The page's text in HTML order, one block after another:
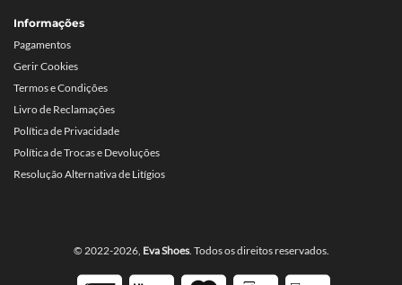
Informações
Pagamentos
Gerir Cookies
Termos e Condições
Livro de Reclamações
Política de Privacidade
Política de Trocas e Devoluções
Resolução Alternativa de Litígios
© 2022-2026, Eva Shoes. Todos os direitos reservados.